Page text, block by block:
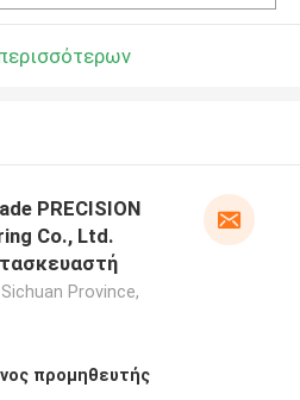
PRECISION
Co., Ltd.
Province,
προμηθευτής